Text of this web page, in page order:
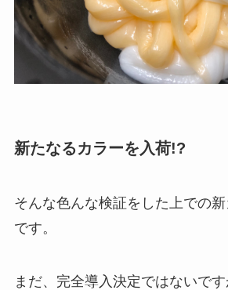
新たなるカラーを入荷!?
そんな色んな検証をした上での
です。
まだ、完全導入決定ではないで